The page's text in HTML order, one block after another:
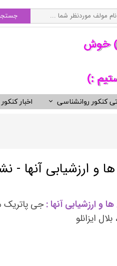
انتشارات ارسباران
انتشارات دوران
انتشارات روان
کنکور روانشناسی
اخبار
خوش
:)
و ارزشیابی آنها -
و ارزشیابی آنها : جی پاتریک
ایزانلو